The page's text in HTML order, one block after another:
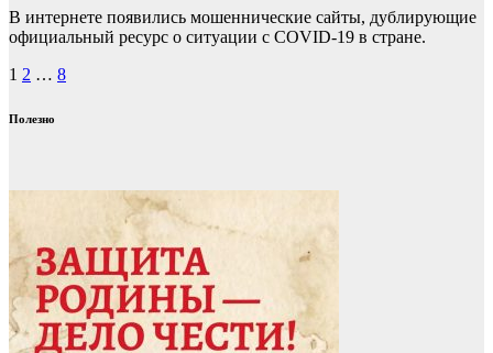
В интернете появились мошеннические сайты, дублирующие
официальный ресурс о ситуации с COVID-19 в стране.
Пагинация
записей
1 2 … 8
Полезно